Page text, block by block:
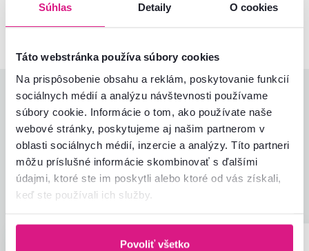
Súhlas Detaily O cookies
Táto webstránka používa súbory cookies
Na prispôsobenie obsahu a reklám, poskytovanie funkcií
sociálnych médií a analýzu návštevnosti používame
súbory cookie. Informácie o tom, ako používate naše
webové stránky, poskytujeme aj našim partnerom v
oblasti sociálnych médií, inzercie a analýzy. Títo partneri
môžu príslušné informácie skombinovať s ďalšími
údajmi, ktoré ste im poskytli alebo ktoré od vás získali,
keď ste používali ich služby.
Povoliť všetko
02/ 40 100 100 Spustiť chat
Hodnotenia produktu
4,6
23recenzií
Jednoduchosť montáže
4,9
Kvalita výrobku
4,3
Zodpovedá očakávaniam
4,6
Zabalenie výrobku
4,9
Pomer hodnoty a ceny
5hviezdičiek